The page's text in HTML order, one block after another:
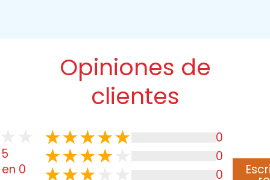
Opiniones de
clientes
0
0
0
0